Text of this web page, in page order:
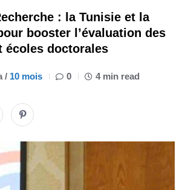
: la Tunisie et la
booster l’évaluation des
écoles doctorales
/ 10 mois 0 4 min read